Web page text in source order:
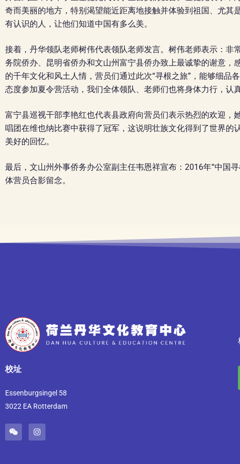
奇而美丽的地方，特别渴望能近距离地接触并体验到祖国、尤
有认识的人，让他们知道中国有多么美。
接着，丹华领队老师树伟代表领队老师发言。树伟老师表示：
务院侨办、昆明省侨办和文山州富宁县侨办致上最诚挚的谢意
的千年文化和风土人情，营员们通过此次“寻根之旅”，能够细
态度参加夏令营活动，我们全体领队、老师们也将身体力行，认
富宁县巡视干部李艳红也代表县政府向营员们表示热烈的欢迎
唱团在维也纳比赛中获得了冠军，这说明壮族文化得到了世界
美好的回忆。
最后，文山州外事侨务办公室副主任韦恩祥宣布：2016年“中国
体营员合影留念。
校址
Essenburgsingel 58
3022 EA Rotterdam